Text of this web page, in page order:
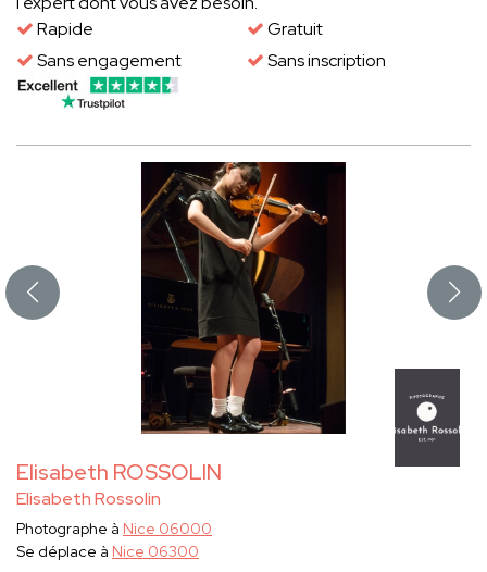
Rapide
Gratuit
Sans engagement
Sans inscription
Elisabeth ROSSOLIN
Elisabeth Rossolin
Photographe à Nice 06000
Se déplace à Nice 06300